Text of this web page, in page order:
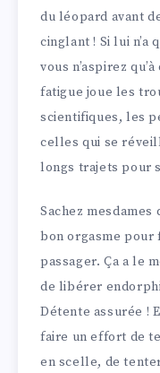
du léopard avant
cinglant ! Si lui n’a
vous n’aspirez
fatigue joue les
scientifiques, les
celles qui se
longs trajets pour
Sachez mesdames
bon orgasme pour
passager. Ça a le
de libérer
Détente assurée !
faire un effort de
en scelle, de